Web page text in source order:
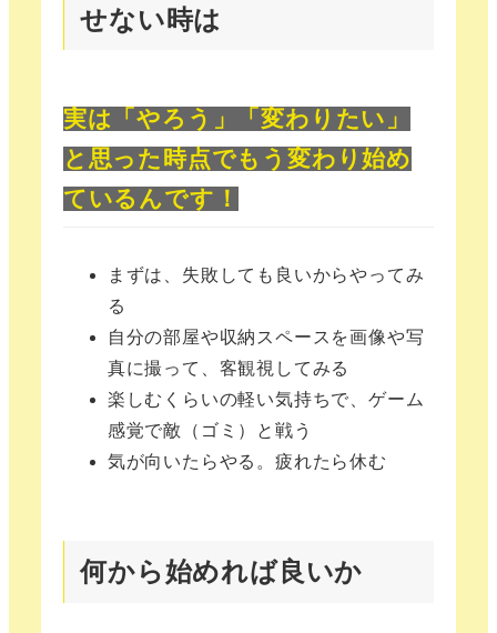
せない時は
実は「やろう」「変わりたい」
と思った時点でもう変わり始め
ているんです！
まずは、失敗しても良いからやってみ
る
自分の部屋や収納スペースを画像や写
真に撮って、客観視してみる
楽しむくらいの軽い気持ちで、ゲーム
感覚で敵（ゴミ）と戦う
気が向いたらやる。疲れたら休む
何から始めれば良いか